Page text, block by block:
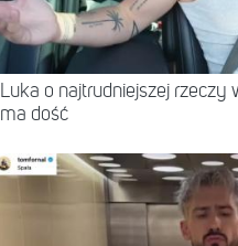
Luka o najtrudniejszej rzeczy
ma dość